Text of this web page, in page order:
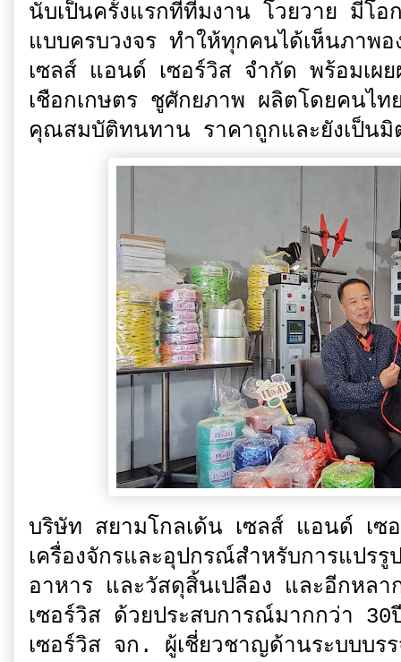
นับเป็นครั้งแรกที่ทีมงาน โวยวาย มีโ
แบบครบวงจร ทำให้ทุกคนได้เห็นภาพ
เซลส์ แอนด์ เซอร์วิส จำกัด พร้อมเผ
เชือกเกษตร ชูศักยภาพ ผลิตโดยคนไ
คุณสมบัติทนทาน ราคาถูกและยังเป็นมิ
บริษัท สยามโกลเด้น เซลส์ แอนด์ เซ
เครื่องจักรและอุปกรณ์สำหรับการแปร
อาหาร และวัสดุสิ้นเปลือง และอีกหล
เซอร์วิส ด้วยประสบการณ์มากกว่า
เซอร์วิส จก. ผู้เชี่ยวชาญด้านระบบบ